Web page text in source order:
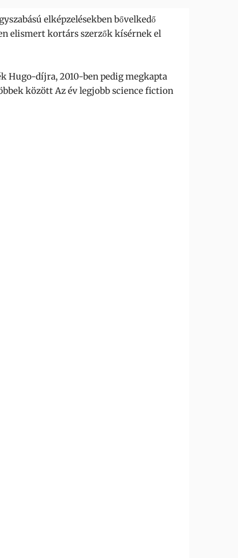
elképzelésekben bővelkedő
elismert kortárs szerzők kísérnek el
Hugo-díjra, 2010-ben pedig megkapta
között Az év legjobb science fiction